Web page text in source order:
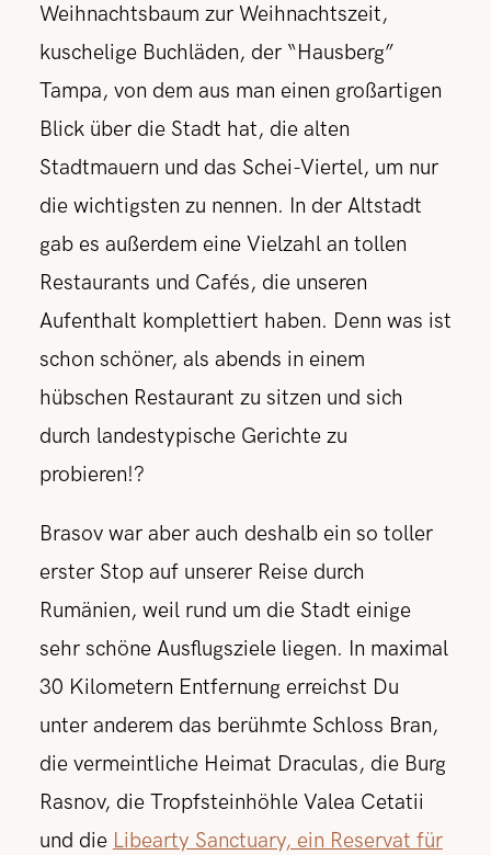
Weihnachtsbaum zur Weihnachtszeit,
kuschelige Buchläden, der “Hausberg”
Tampa, von dem aus man einen großartigen
Blick über die Stadt hat, die alten
Stadtmauern und das Schei-Viertel, um nur
die wichtigsten zu nennen. In der Altstadt
gab es außerdem eine Vielzahl an tollen
Restaurants und Cafés, die unseren
Aufenthalt komplettiert haben. Denn was ist
schon schöner, als abends in einem
hübschen Restaurant zu sitzen und sich
durch landestypische Gerichte zu
probieren!?
Brasov war aber auch deshalb ein so toller
erster Stop auf unserer Reise durch
Rumänien, weil rund um die Stadt einige
sehr schöne Ausflugsziele liegen. In maximal
30 Kilometern Entfernung erreichst Du
unter anderem das berühmte Schloss Bran,
die vermeintliche Heimat Draculas, die Burg
Rasnov, die Tropfsteinhöhle Valea Cetatii
und die Libearty Sanctuary, ein Reservat für